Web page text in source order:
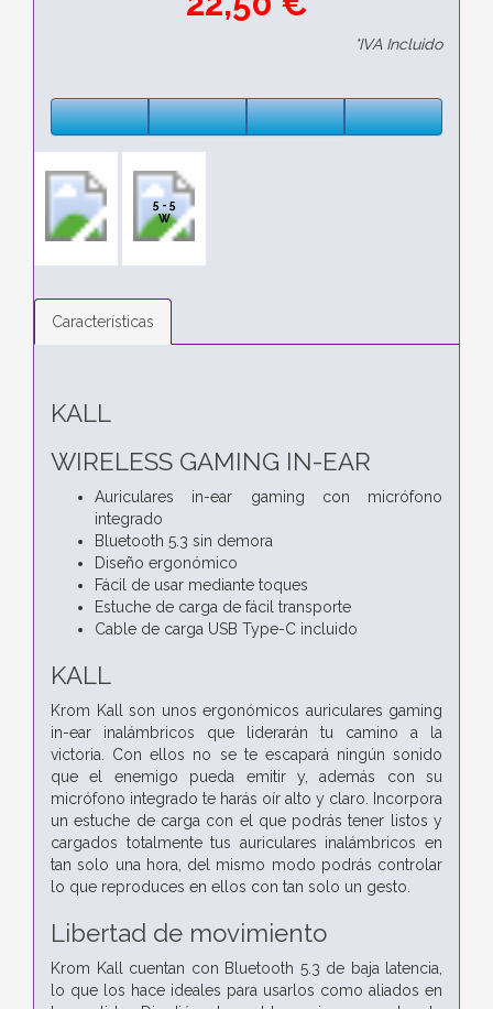
*IVA Incluido
5 - 5
W
Características
KALL
WIRELESS GAMING IN-EAR
Auriculares in-ear gaming con micrófono
integrado
Bluetooth 5.3 sin demora
Diseño ergonómico
Fácil de usar mediante toques
Estuche de carga de fácil transporte
Cable de carga USB Type-C incluido
KALL
Krom Kall son unos ergonómicos auriculares gaming
in-ear inalámbricos que liderarán tu camino a la
victoria. Con ellos no se te escapará ningún sonido
que el enemigo pueda emitir y, además con su
micrófono integrado te harás oír alto y claro. Incorpora
un estuche de carga con el que podrás tener listos y
cargados totalmente tus auriculares inalámbricos en
tan solo una hora, del mismo modo podrás controlar
lo que reproduces en ellos con tan solo un gesto.
Libertad de movimiento
Krom Kall cuentan con Bluetooth 5.3 de baja latencia,
lo que los hace ideales para usarlos como aliados en